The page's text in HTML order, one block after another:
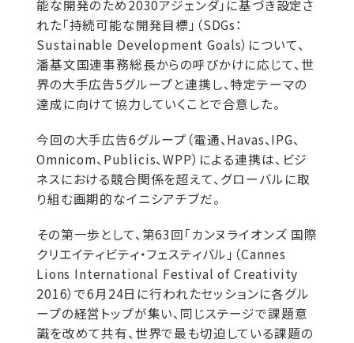
能な開発のため2030アジェンダ」に基づき設定さ
れた「持続可能な開発目標」（SDGs：
Sustainable Development Goals）について、
潘基文国連事務総長からの呼びかけに応じて、世
界の大手広告5グループと連携し、特定テーマの
達成に向けて協力していくことで合意した。
今回の大手広告6グループ（電通、Havas、IPG、
Omnicom、Publicis、WPP）による連携は、ビジ
ネスにおける競合関係を超えて、グローバルに取
り組む画期的なイニシアチブだ。
その第一歩として、第63回「カンヌライオンズ 国際
クリエイティビティ・フェスティバル」（Cannes
Lions International Festival of Creativity
2016）で6月24日に行われたセッションに各グル
ープの経営トップが集い、同じステージで課題意
識を改めて共有、世界で最も切迫している課題の